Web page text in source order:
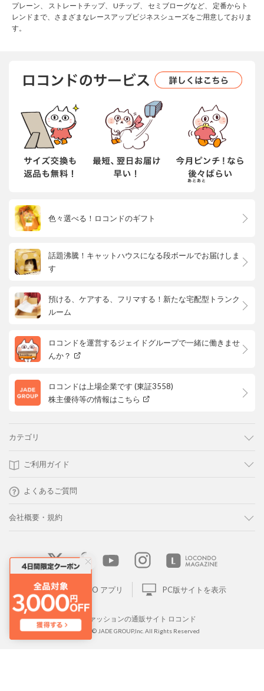
プレーン、 ストレートチップ、 Uチップ、 セミブローグなど、 定番からト
レンドまで、さまざまなレースアップビジネスシューズをご用意しておりま
す。
色々選べる！ロコンドのギフト
話題沸騰！キャットハウスになる段ボールでお届けしま
す
預ける、ケアする、フリマする！新たな宅配型トランク
ルーム
ロコンドを運営するジェイドグループで一緒に働きませ
んか？
ロコンドは上場企業です (東証3558)
株主優待等の情報はこちら
カテゴリ
ご利用ガイド
よくあるご質問
会社概要・規約
LOCONDO アプリ PC版サイトを表示
靴とファッションの通販サイト ロコンド
Copyright © JADE GROUP,Inc. All Rights Reserved